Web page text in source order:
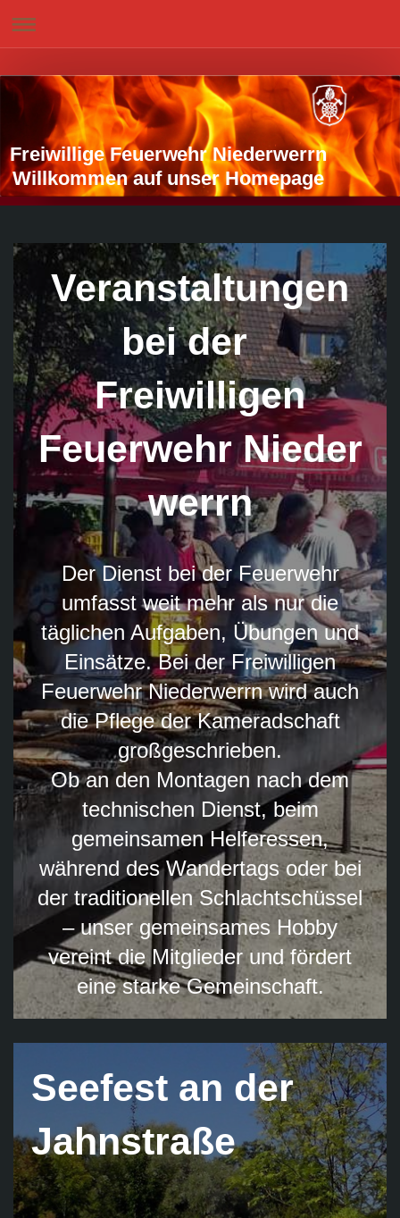
Freiwillige Feuerwehr Niederwerrn
Willkommen auf unser Homepage
Veranstaltungen
bei der
Freiwilligen
Feuerwehr Nieder
werrn
Der Dienst bei der Feuerwehr
umfasst weit mehr als nur die
täglichen Aufgaben, Übungen und
Einsätze. Bei der Freiwilligen
Feuerwehr Niederwerrn wird auch
die Pflege der Kameradschaft
großgeschrieben.
Ob an den Montagen nach dem
technischen Dienst, beim
gemeinsamen Helferessen,
während des Wandertags oder bei
der traditionellen Schlachtschüssel
– unser gemeinsames Hobby
vereint die Mitglieder und fördert
eine starke Gemeinschaft.
Seefest an der
Jahnstraße